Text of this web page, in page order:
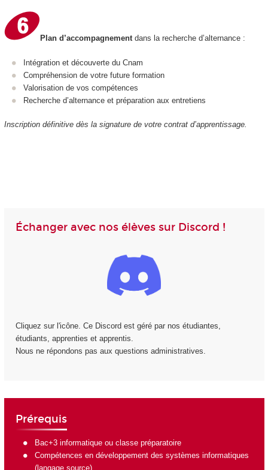
Plan d’accompagnement dans la recherche d’alternance :
Intégration et découverte du Cnam
Compréhension de votre future formation
Valorisation de vos compétences
Recherche d’alternance et préparation aux entretiens
Inscription définitive dès la signature de votre contrat d’apprentissage.
Échanger avec nos élèves sur Discord !
Cliquez sur l'icône. Ce Discord est géré par nos étudiantes,
étudiants, apprenties et apprentis.
Nous ne répondons pas aux questions administratives.
Prérequis
Bac+3 informatique ou classe préparatoire
Compétences en développement des systèmes informatiques
(langage source)